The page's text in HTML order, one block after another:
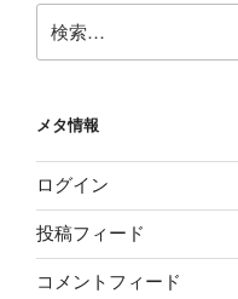
索:
メタ情報
ログイン
投稿フィード
コメントフィード